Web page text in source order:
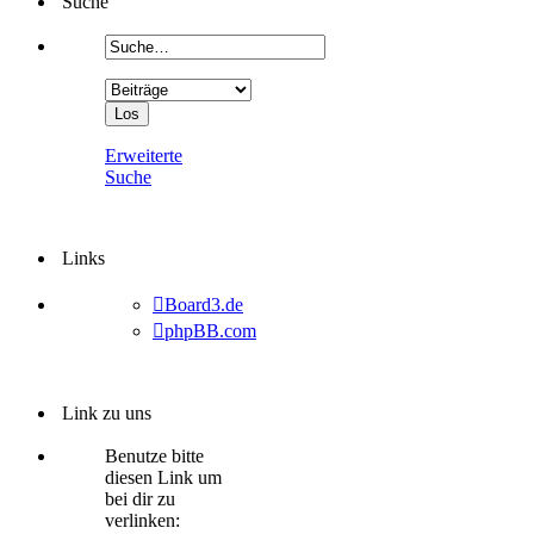
Erweiterte
Suche
Links
Board3.de
phpBB.com
Link zu uns
Benutze bitte
diesen Link um
bei dir zu
verlinken: